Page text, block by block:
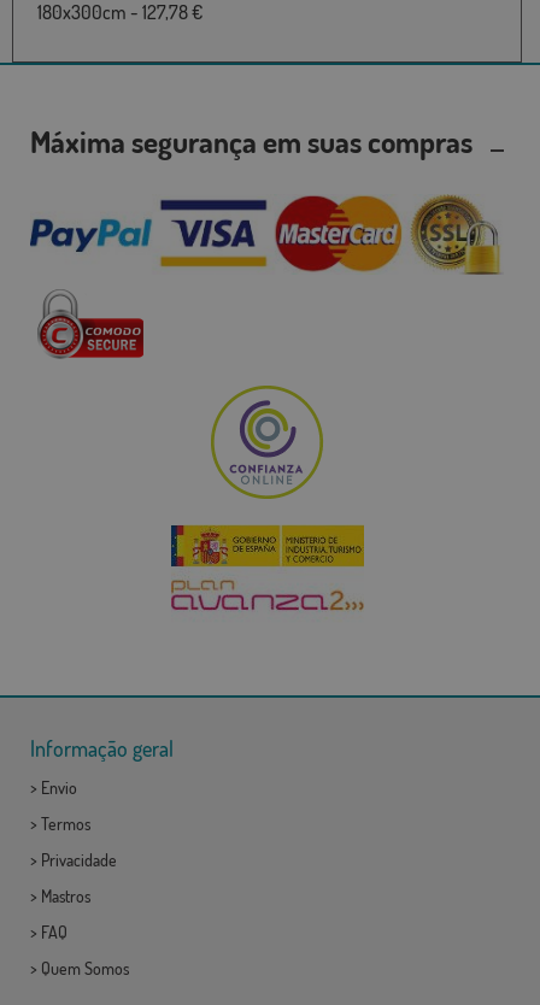
180x300cm - 127,78 €
Máxima segurança em suas compras
Informação geral
> Envio
> Termos
> Privacidade
> Mastros
> FAQ
> Quem Somos